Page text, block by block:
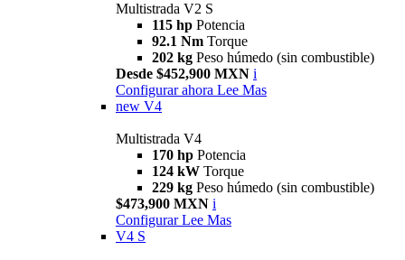
Multistrada V2 S
115 hp Potencia
92.1 Nm Torque
202 kg Peso húmedo (sin combustible)
Desde $452,900 MXN i
Configurar ahora Lee Mas
new V4
Multistrada V4
170 hp Potencia
124 kW Torque
229 kg Peso húmedo (sin combustible)
$473,900 MXN i
Configurar Lee Mas
V4 S